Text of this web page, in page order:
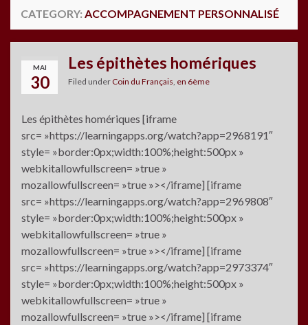
CATEGORY: ACCOMPAGNEMENT PERSONNALISÉ
MAI
30
Les épithètes homériques
Filed under Coin du Français en 6ème
Les épithètes homériques [iframe
src= »https://learningapps.org/watch?app=2968191″
style= »border:0px;width:100%;height:500px »
webkitallowfullscreen= »true »
mozallowfullscreen= »true »></iframe] [iframe
src= »https://learningapps.org/watch?app=2969808″
style= »border:0px;width:100%;height:500px »
webkitallowfullscreen= »true »
mozallowfullscreen= »true »></iframe] [iframe
src= »https://learningapps.org/watch?app=2973374″
style= »border:0px;width:100%;height:500px »
webkitallowfullscreen= »true »
mozallowfullscreen= »true »></iframe] [iframe